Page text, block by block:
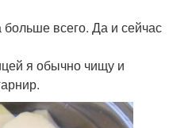
всего. Да и сейчас
я обычно чищу и